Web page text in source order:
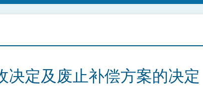
决定及废止补偿方案的决定